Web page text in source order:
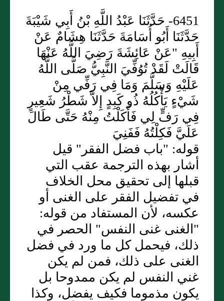
6451- حَدَّثَنَا عَبْدُ اللَّهِ بْنُ أَبِي شَيْبَةَ
حَدَّثَنَا أَبُو أُسَامَةَ حَدَّثَنَا هِشَامٌ عَنْ
أَبِيهِ "عَنْ عَائِشَةَ رَضِيَ اللَّهُ عَنْهَا
قَالَتْ لَقَدْ تُوُفِّيَ النَّبِيُّ صَلَّى اللَّهُ
عَلَيْهِ وَسَلَّمَ وَمَا فِي رَفِّي مِنْ
شَيْءٍ يَأْكُلُهُ ذُو كَبِدٍ إِلاَّ شَطْرُ شَعِيرٍ
فِي رَفٍّ لِي فَأَكَلْتُ مِنْهُ حَتَّى طَالَ
عَلَيَّ فَكِلْتُهُ فَفَنِيَ
قوله: "باب فضل الفقر" قيل
أشار بهذه الترجمة عقب التي
قبلها إلى تحقيق محل الخلاف
في تفضيل الفقر على الغنى أو
عكسه، لأن المستفاد من قوله:
"الغنى غنى النفس" الحصر في
ذلك، فيحمل كل ما ورد في فضل
الغنى على ذلك، فمن لم يكن
غني النفس لم يكن ممدوحا بل
يكون مذموما فكيف يفضل، وكذا